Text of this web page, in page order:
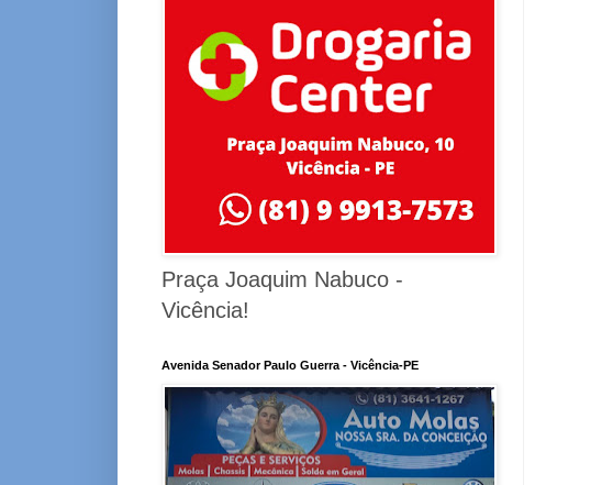
Praça Joaquim Nabuco -
Vicência!
Avenida Senador Paulo Guerra - Vicência-PE